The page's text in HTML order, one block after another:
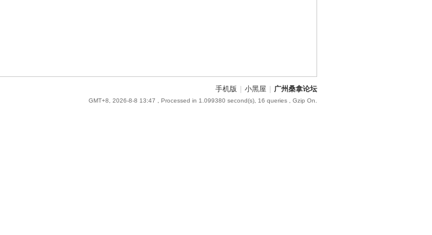
手机版 小黑屋 广州桑拿论坛
GMT+8, 2026-8-8 13:47 , Processed in 1.099380 second(s), 16 queries , Gzip On.